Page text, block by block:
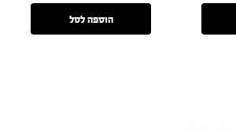
הוספה לסל